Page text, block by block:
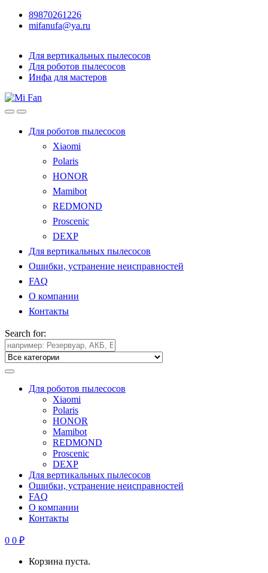
89870261226
mifanufa@ya.ru
Для вертикальных пылесосов
Для роботов пылесосов
Инфа для мастеров
Для роботов пылесосов
Xiaomi
Polaris
HONOR
Mamibot
REDMOND
Proscenic
DEXP
Для вертикальных пылесосов
Ошибки, устранение неисправностей
FAQ
О компании
Контакты
Search for:
Для роботов пылесосов
Xiaomi
Polaris
HONOR
Mamibot
REDMOND
Proscenic
DEXP
Для вертикальных пылесосов
Ошибки, устранение неисправностей
FAQ
О компании
Контакты
0 0 ₽
Корзина пуста.